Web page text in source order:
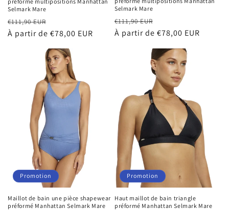
Selmark Mare
Prix
habituel
€111,90 EUR
promotionnel
À partir de €78,00 EUR
Selmark Mare
Prix
habituel
€111,90 EUR
promotionnel
À partir de €78,00 EUR
Promotion
Maillot de bain une pièce shapewear
préformé Manhattan Selmark Mare
Promotion
Haut maillot de bain triangle
préformé Manhattan Selmark Mare